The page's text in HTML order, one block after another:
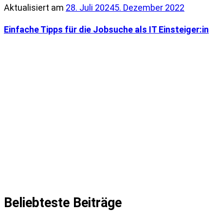
Aktualisiert am 28. Juli 20245. Dezember 2022
Einfache Tipps für die Jobsuche als IT Einsteiger:in
Beliebteste Beiträge